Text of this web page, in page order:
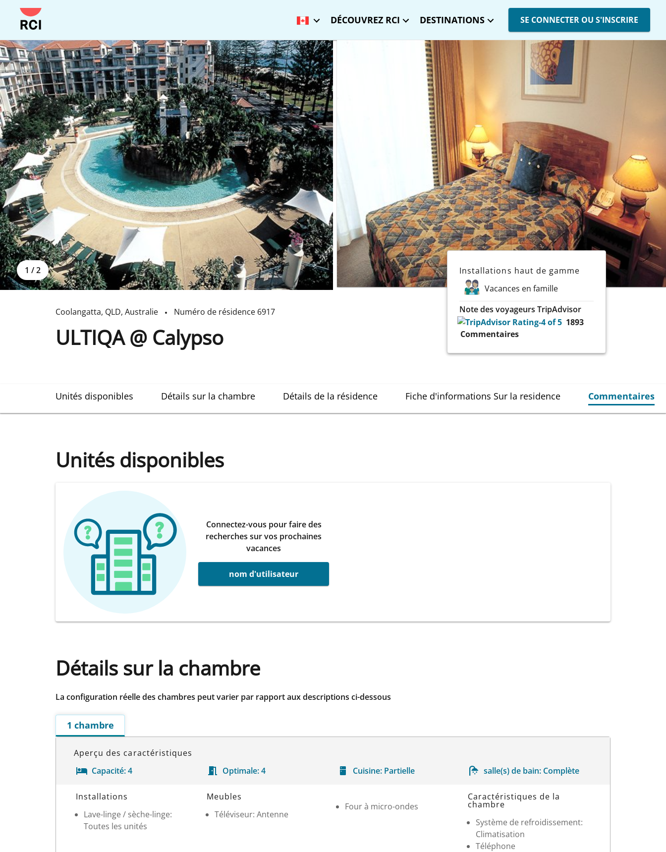
DÉCOUVREZ RCI DESTINATIONS SE CONNECTER OU S'INSCRIRE
1 / 2
Coolangatta, QLD, Australie Numéro de résidence 6917
ULTIQA @ Calypso
Installations haut de gamme
Vacances en famille
Note des voyageurs TripAdvisor
1893
Commentaires
Unités disponibles Détails sur la chambre Détails de la résidence Fiche d'informations Sur la residence Commentaires
Unités disponibles
Connectez-vous pour faire des
recherches sur vos prochaines
vacances
nom d'utilisateur
Détails sur la chambre
La configuration réelle des chambres peut varier par rapport aux descriptions ci-dessous
1 chambre
Aperçu des caractéristiques
Capacité:4 Optimale: 4 Cuisine: Partielle salle(s) de bain: Complète
Détails sur la chambre
Installations
Lave-linge / sèche-linge:
Toutes les unités
Meubles
Téléviseur: Antenne
Four à micro-ondes
Caractéristiques de la
chambre
Système de refroidissement:
Climatisation
Téléphone